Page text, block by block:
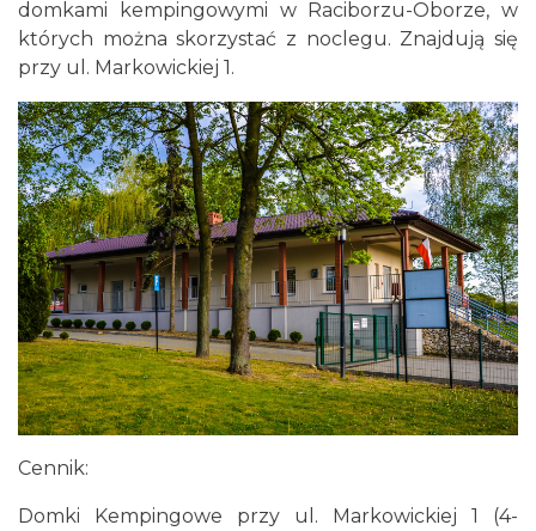
domkami kempingowymi w Raciborzu-Oborze, w
których można skorzystać z noclegu. Znajdują się
przy ul. Markowickiej 1.
Cennik:
Domki Kempingowe przy ul. Markowickiej 1 (4-